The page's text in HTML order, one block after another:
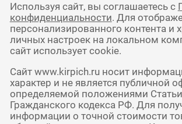
Используя сайт, вы соглашаетесь с
конфиденциальности. Для
персонализированного контента и
личных настроек на локальном
сайт использует cookie.
Сайт www.kirpich.ru носит
характер и не является публичной
определяемой положениями
Гражданского кодекса РФ. Для
информации о точной стоимости